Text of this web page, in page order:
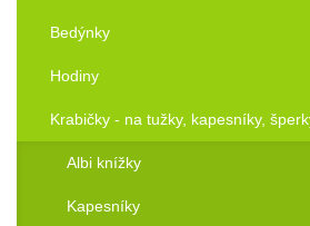
Bedýnky
Hodiny
Krabičky - na tužky, kapesníky,
Albi knížky
Kapesníky